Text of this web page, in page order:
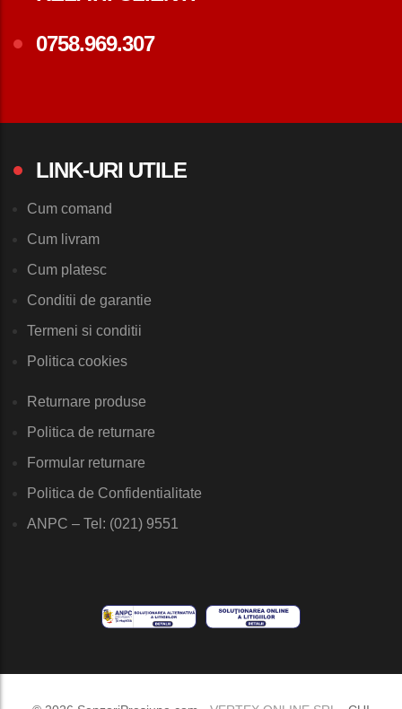
0758.969.307
LINK-URI UTILE
Cum comand
Cum livram
Cum platesc
Conditii de garantie
Termeni si conditii
Politica cookies
Returnare produse
Politica de returnare
Formular returnare
Politica de Confidentialitate
ANPC – Tel: (021) 9551